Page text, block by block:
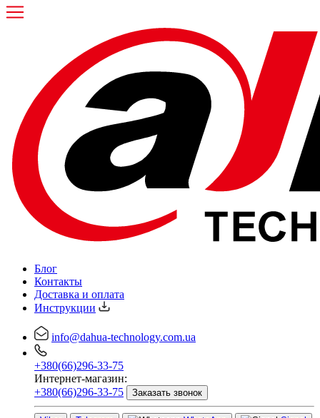
Блог
Контакты
Доставка и оплата
Инструкции
info@dahua-technology.com.ua
+380(66)296-33-75
Интернет-магазин:
+380(66)296-33-75
Заказать звонок